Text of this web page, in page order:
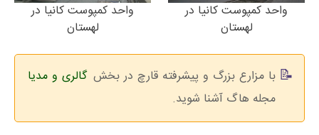
واحد کمپوست کانیا در
لهستان
واحد کمپوست کانیا در
لهستان
با مزارع بزرگ و پیشرفته قارچ در بخش گالری و مدیا
مجله هاگ آشنا شوید.